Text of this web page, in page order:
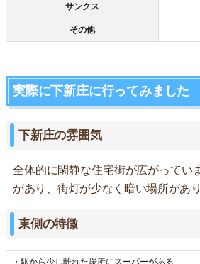
サンクス
その他
実際に下新庄に行ってみました
下新庄の雰囲気
全体的に閑静な住宅街が広がってい
があり、街灯が少なく暗い場所があり
東側の特徴
・駅から少し離れた場所にスーパーがある